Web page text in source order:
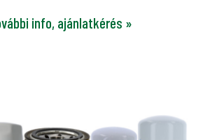
info, ajánlatkérés »